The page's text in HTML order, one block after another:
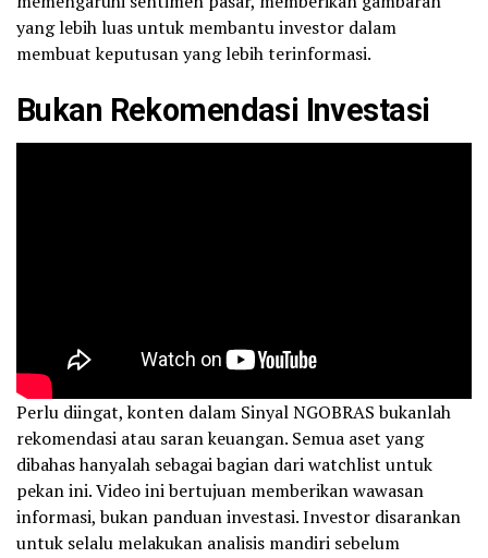
yang lebih luas untuk membantu investor dalam
membuat keputusan yang lebih terinformasi.
Bukan Rekomendasi Investasi
Perlu diingat, konten dalam Sinyal NGOBRAS bukanlah
rekomendasi atau saran keuangan. Semua aset yang
dibahas hanyalah sebagai bagian dari watchlist untuk
pekan ini. Video ini bertujuan memberikan wawasan
informasi, bukan panduan investasi. Investor disarankan
untuk selalu melakukan analisis mandiri sebelum